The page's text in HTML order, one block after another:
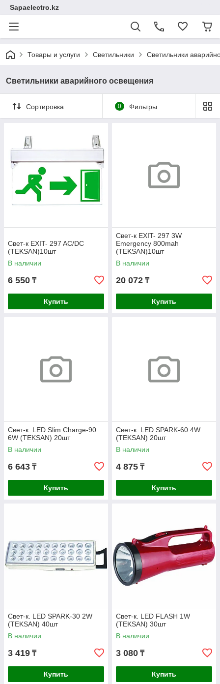
Sapaelectro.kz
Товары и услуги Светильники Светильники
Светильники аварийного освещения
Сортировка 0 Фильтры
Свет-к EXIT- 297 AC/DC
(TEKSAN)10шт
В наличии
6 550 ₸
Купить
Свет-к EXIT- 297 3W
Emergency 800mah
(TEKSAN)10шт
В наличии
20 072 ₸
Купить
Свет-к. LED Slim Charge-90
6W (TEKSAN) 20шт
В наличии
6 643 ₸
Купить
Свет-к. LED SPARK-60 4W
(TEKSAN) 20шт
В наличии
4 875 ₸
Купить
Свет-к. LED SPARK-30 2W
(TEKSAN) 40шт
В наличии
3 419 ₸
Купить
Свет-к. LED FLASH 1W
(TEKSAN) 30шт
В наличии
3 080 ₸
Купить